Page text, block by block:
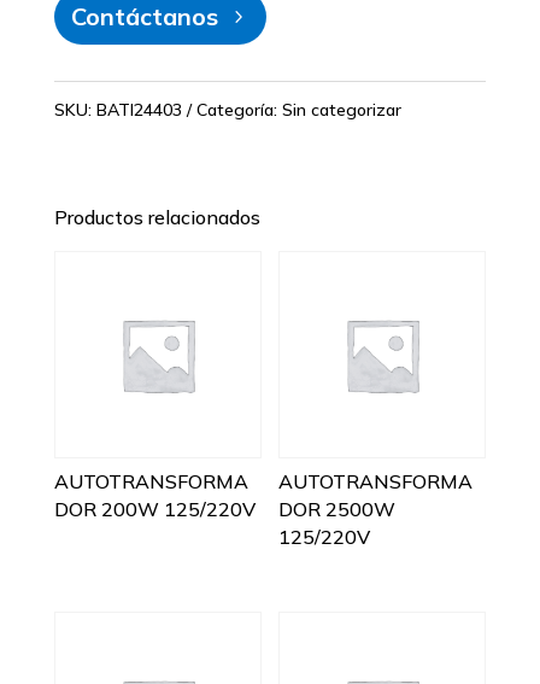
Contáctanos
SKU: BATI24403 Categoría: Sin categorizar
Productos relacionados
AUTOTRANSFORMA
DOR 200W 125/220V
AUTOTRANSFORMA
DOR 2500W
125/220V